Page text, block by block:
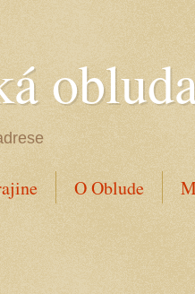
O Oblude